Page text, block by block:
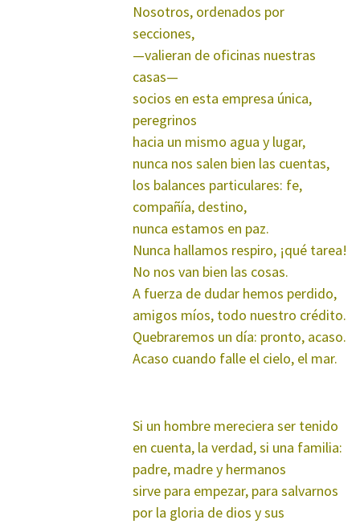
Nosotros, ordenados por
secciones,
—valieran de oficinas nuestras
casas—
socios en esta empresa única,
peregrinos
hacia un mismo agua y lugar,
nunca nos salen bien las cuentas,
los balances particulares: fe,
compañía, destino,
nunca estamos en paz.
Nunca hallamos respiro, ¡qué tarea!
No nos van bien las cosas.
A fuerza de dudar hemos perdido,
amigos míos, todo nuestro crédito.
Quebraremos un día: pronto, acaso.
Acaso cuando falle el cielo, el mar.
Si un hombre mereciera ser tenido
en cuenta, la verdad, si una familia:
padre, madre y hermanos
sirve para empezar, para salvarnos
por la gloria de dios y sus